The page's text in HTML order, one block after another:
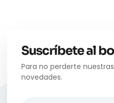
Suscríbete al
Para no perderte
novedades.